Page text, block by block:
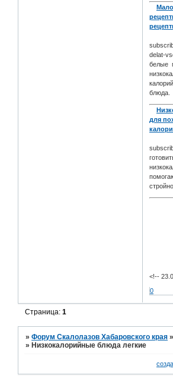
delat-
белые
блюда.
для
<!--
0
Страница:1
»Форум Скалолазов Хабаровского края
»Низкокалорийные блюда легкие